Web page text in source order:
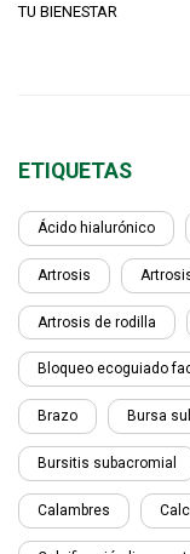
TU BIENESTAR
ETIQUETAS
Ácido hialurónico
Artrosis
Artrosis de rodilla
Bloqueo ecoguiado
Brazo Bursa
Bursitis subacromial
Calambres